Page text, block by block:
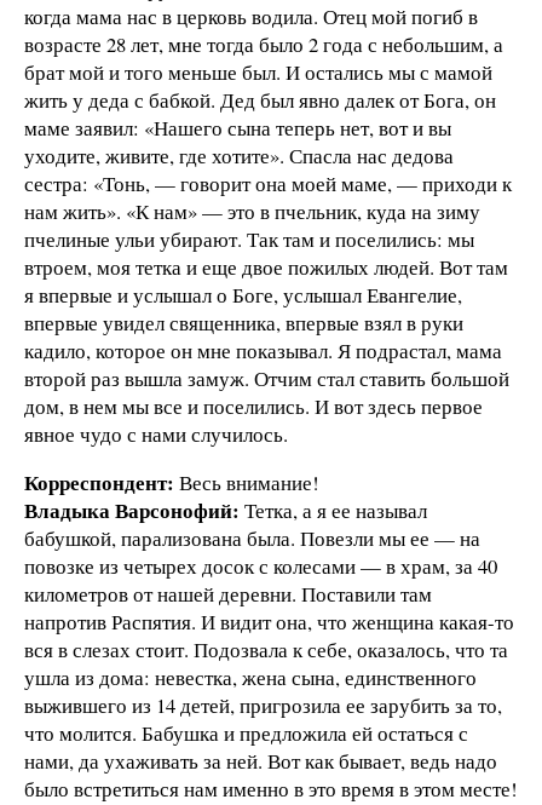
когда мама нас в церковь водила. Отец мой погиб в
возрасте 28 лет, мне тогда было 2 года с небольшим, а
брат мой и того меньше был. И остались мы с мамой
жить у деда с бабкой. Дед был явно далек от Бога, он
маме заявил: «Нашего сына теперь нет, вот и вы
уходите, живите, где хотите». Спасла нас дедова
сестра: «Тонь, — говорит она моей маме, — приходи к
нам жить». «К нам» — это в пчельник, куда на зиму
пчелиные ульи убирают. Так там и поселились: мы
втроем, моя тетка и еще двое пожилых людей. Вот там
я впервые и услышал о Боге, услышал Евангелие,
впервые увидел священника, впервые взял в руки
кадило, которое он мне показывал. Я подрастал, мама
второй раз вышла замуж. Отчим стал ставить большой
дом, в нем мы все и поселились. И вот здесь первое
явное чудо с нами случилось.
Корреспондент: Весь внимание!
Владыка Варсонофий: Тетка, а я ее называл
бабушкой, парализована была. Повезли мы ее — на
повозке из четырех досок с колесами — в храм, за 40
километров от нашей деревни. Поставили там
напротив Распятия. И видит она, что женщина какая-то
вся в слезах стоит. Подозвала к себе, оказалось, что та
ушла из дома: невестка, жена сына, единственного
выжившего из 14 детей, пригрозила ее зарубить за то,
что молится. Бабушка и предложила ей остаться с
нами, да ухаживать за ней. Вот как бывает, ведь надо
было встретиться нам именно в это время в этом месте!